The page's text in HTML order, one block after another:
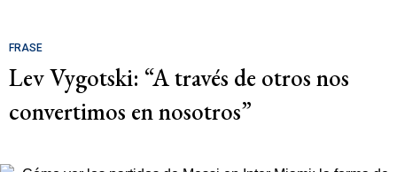
FRASE
Lev Vygotski: “A través de otros nos
convertimos en nosotros”